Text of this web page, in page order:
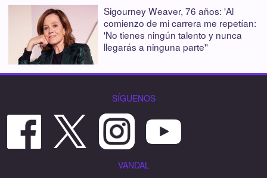
Sigourney Weaver, 76 años: 'Al
comienzo de mi carrera me repetían:
'No tienes ningún talento y nunca
llegarás a ninguna parte''
SÍGUENOS
VANDAL